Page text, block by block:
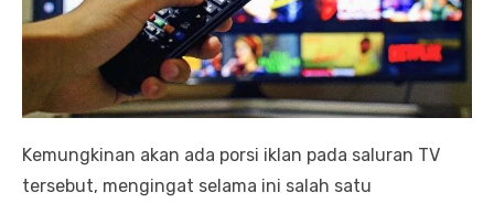
Kemungkinan akan ada porsi iklan pada saluran TV
tersebut, mengingat selama ini salah satu